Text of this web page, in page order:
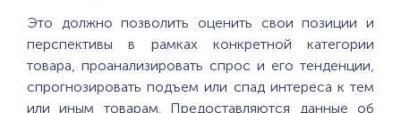
Это должно позволить оценить свои позиции и
перспективы в рамках конкретной категории
товара, проанализировать спрос и его тенденции,
спрогнозировать подъем или спад интереса к тем
или иным товарам. Предоставляются данные об